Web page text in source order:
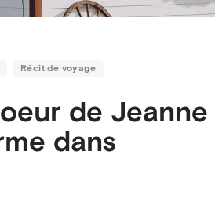
Récit de voyage
de Jeanne
dans